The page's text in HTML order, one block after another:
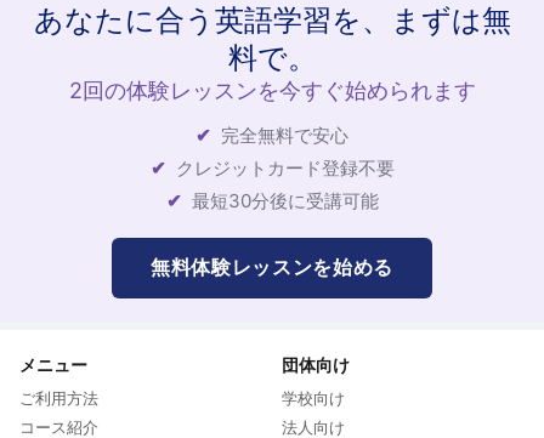
あなたに合う英語学習を、まずは無
料で。
2回の体験レッスンを今すぐ始められます
完全無料で安心
クレジットカード登録不要
最短30分後に受講可能
無料体験レッスンを始める
メニュー
ご利用方法
コース紹介
団体向け
学校向け
法人向け